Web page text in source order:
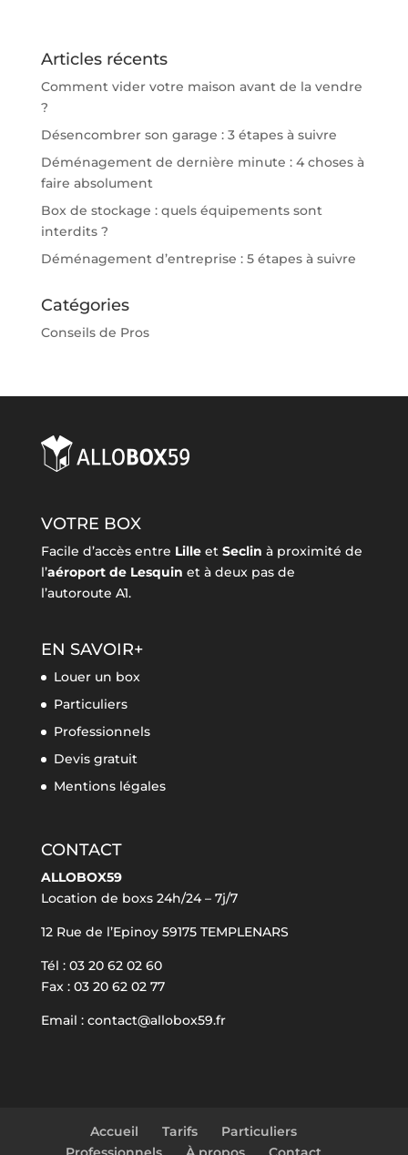
Articles récents
Comment vider votre maison avant de la vendre
?
Désencombrer son garage : 3 étapes à suivre
Déménagement de dernière minute : 4 choses à
faire absolument
Box de stockage : quels équipements sont
interdits ?
Déménagement d’entreprise : 5 étapes à suivre
Catégories
Conseils de Pros
VOTRE BOX
Facile d’accès entre Lilleet Seclin à proximité de
l’aéroport de Lesquin et à deux pas de
l’autoroute A1.
EN SAVOIR+
Louer un box
Particuliers
Professionnels
Devis gratuit
Mentions légales
CONTACT
ALLOBOX59
Location de boxs 24h/24 – 7j/7
12 Rue de l’Epinoy 59175 TEMPLENARS
Tél : 03 20 62 02 60
Fax : 03 20 62 02 77
Email : contact@allobox59.fr
Accueil Tarifs
Particuliers